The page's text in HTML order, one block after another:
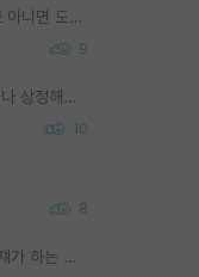
신생랩+젊은 교수 이게 ㄹㅇ 모 아니면 도인듯.
9
ML 대부분이 골드 스탠다드 하나 상정해놓고 (벤치마크 데이터셋이 여러 개면 여러 개 상정) 그거 얼마나 잘 맞추나 싸움임 가끔 번뜩이는 설계 철학을 보여주는 논문들도 있지만 대부분 그거 성적 얼마나 더 올리느라에 혈안이 되어 있는 측면이 잇음
10
8
open ai가 ai대장아님? 그럼 쟤가 하는 말이 다 맞겠네